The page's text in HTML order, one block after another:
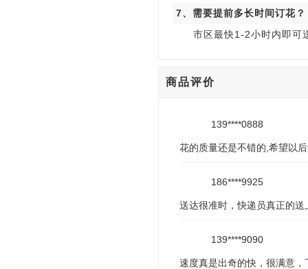
7、需要提前多长时间订花？
市区最快1-2小时内即可
商品评价
139****0888
花的质量还是不错的,希望以
186****9925
送达很准时，快递员真正的
139****9090
速度真是出奇的快，很满意，